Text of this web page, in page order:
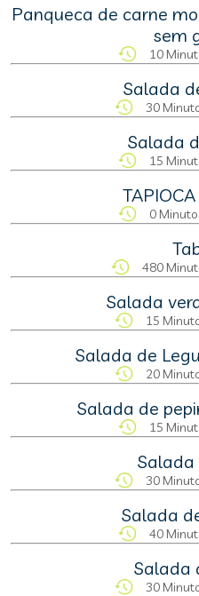
Panqueca de carne
sem
10
Salada
30
Salada
15
TAPIOCA
0
480
Salada
15
Salada de
20
Salada de
15
Salada
30
Salada
40
Salada
30